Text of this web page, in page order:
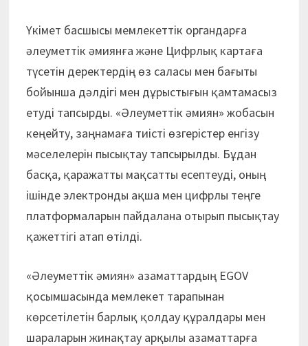
Үкімет басшысы мемлекеттік органдарға
әлеуметтік әмиянға және Цифрлық картаға
түсетін деректердің өз саласы мен бағыты
бойынша дәлдігі мен дұрыстығын қамтамасыз
етуді тапсырды. «Әлеуметтік әмиян» жобасын
кеңейту, заңнамаға тиісті өзгерістер енгізу
мәселелерін пысықтау тапсырылды. Бұдан
басқа, қаражатты мақсатты есептеуді, оның
ішінде электронды ақша мен цифрлы теңге
платформаларын пайдалана отырып пысықтау
қажеттігі атап өтілді.
«Әлеуметтік әмиян» азаматтардың EGOV
қосымшасында мемлекет тарапынан
көрсетілетін барлық қолдау құралдары мен
шараларын жинақтау арқылы азаматтарға